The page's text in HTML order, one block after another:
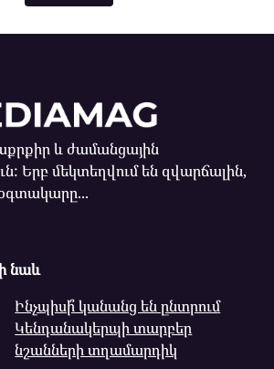
և ժամանցային
Երբ մեկտեղվում են զվարճալին,
նաև
Ինչպիսի՞ կանանց են ընտրում
Կենդանակերպի տարբեր
նշանների տղամարդիկ